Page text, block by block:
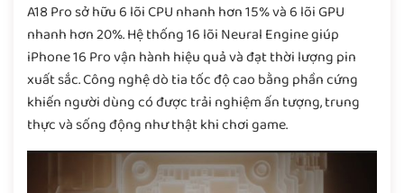
A18 Pro sở hữu 6 lõi CPU nhanh hơn 15% và 6 lõi GPU
nhanh hơn 20%. Hệ thống 16 lõi Neural Engine giúp
iPhone 16 Pro vận hành hiệu quả và đạt thời lượng pin
xuất sắc. Công nghệ dò tia tốc độ cao bằng phần cứng
khiến người dùng có được trải nghiệm ấn tượng, trung
thực và sống động như thật khi chơi game.